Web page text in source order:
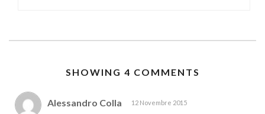
SHOWING 4 COMMENTS
Alessandro Colla 12 Novembre 2015